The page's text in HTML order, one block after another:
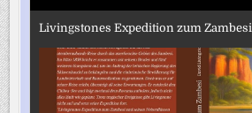
Livingstones Expedition zum Zambesi